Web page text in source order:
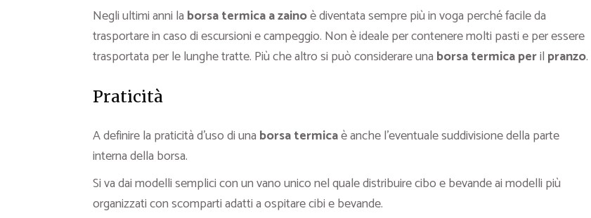
Negli ultimi anni la borsa termica a zainoè diventata sempre più in voga perché facile da
trasportare in caso di escursioni e campeggio. Non è ideale per contenere molti pasti e per essere
trasportata per le lunghe tratte. Più che altro si può considerare una borsa termica peril pranzo.
Praticità
A definire la praticità d’uso di una borsa termicaè anche l’eventuale suddivisione della parte
interna della borsa.
Si va dai modelli semplici con un vano unico nel quale distribuire cibo e bevande ai modelli più
organizzati con scomparti adatti a ospitare cibi e bevande.